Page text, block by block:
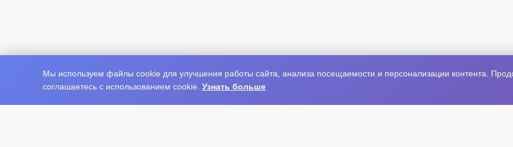
Мы используем файлы cookie для улучшения работы сайта, анализа посещаемости и персонализации контента.
соглашаетесь с использованием cookie. Узнать больше